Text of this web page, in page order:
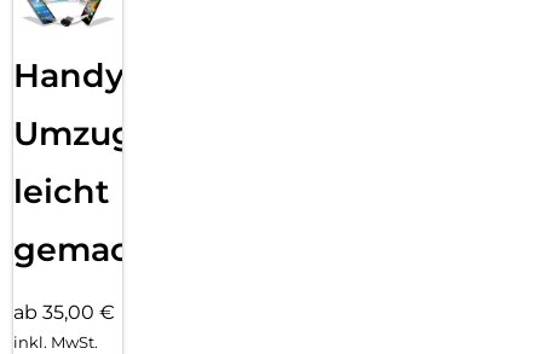
Handy
Umzug
leicht
gemacht!
ab 35,00 €
inkl. MwSt.